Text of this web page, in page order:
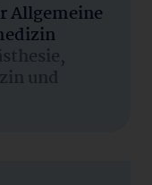
Allgemeine
und